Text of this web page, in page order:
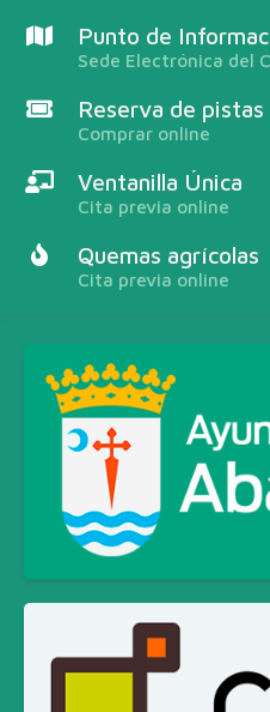
Punto de
Sede Electrónica del
Reserva de
Comprar online
Ventanilla Única
Cita previa online
Quemas agrícolas
Cita previa online